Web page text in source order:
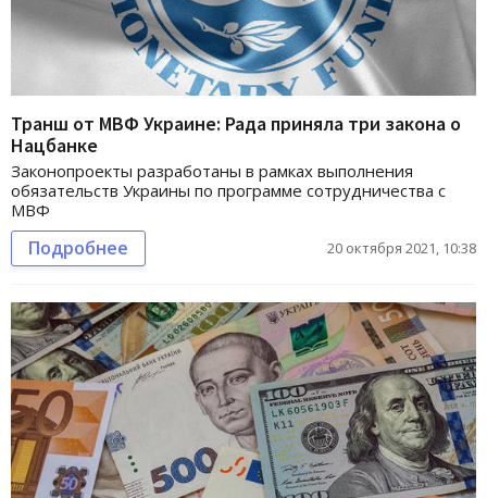
Транш от МВФ Украине: Рада приняла три закона о
Нацбанке
Законопроекты разработаны в рамках выполнения
обязательств Украины по программе сотрудничества с
МВФ
Подробнее 20 октября 2021, 10:38